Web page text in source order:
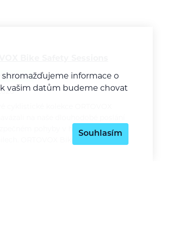
pohyby v horách a
informace o
vašim datům budeme chovat
Souhlasím